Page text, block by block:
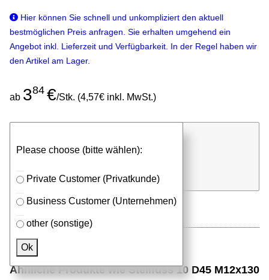
Hier können Sie schnell und unkompliziert den aktuell
bestmöglichen Preis anfragen. Sie erhalten umgehend ein
Angebot inkl. Lieferzeit und Verfügbarkeit. In der Regel haben wir
den Artikel am Lager.
ab 384 €/Stk. (4,57€ inkl. MwSt.)
Please choose (bitte wählen):
Private Customer (Privatkunde)
Business Customer (Unternehmen)
other (sonstige)
Ok
⮮
Stk. in Anfrageliste
Ähnliche Produkte wie Stellfuss 10 D45 M12x130